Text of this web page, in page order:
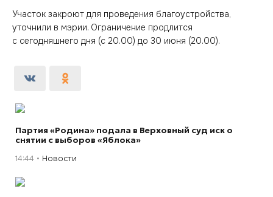
Участок закроют для проведения благоустройства,
уточнили в мэрии. Ограничение продлится
с сегодняшнего дня (с 20.00) до 30 июня (20.00).
Партия «Родина» подала в Верховный суд иск о
снятии с выборов «Яблока»
14:44 Новости